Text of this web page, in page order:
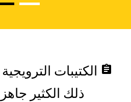
assignment الكتيبات
ذلك الكثير